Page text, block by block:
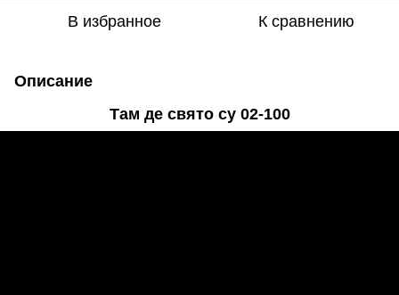
В избранное К сравнению
Описание
Там де свято су 02-100